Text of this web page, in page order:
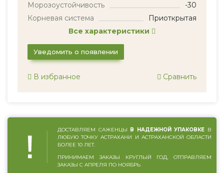
Морозоустойчивость
-30
Корневая система
Приоткрытая
Все характеристики
Уведомить о появлении
В избранное Сравнить
ДОСТАВЛЯЕМ САЖЕНЦЫ В НАДЕЖНОЙ УПАКОВКЕ В
ЛЮБУЮ ТОЧКУ АСТРАХАНИ И АСТРАХАНСКОЙ ОБЛАСТИ
БОЛЕЕ 10 ЛЕТ.
ПРИНИМАЕМ ЗАКАЗЫ КРУГЛЫЙ ГОД, ОТПРАВЛЯЕМ
ЗАКАЗЫ С АПРЕЛЯ ПО НОЯБРЬ